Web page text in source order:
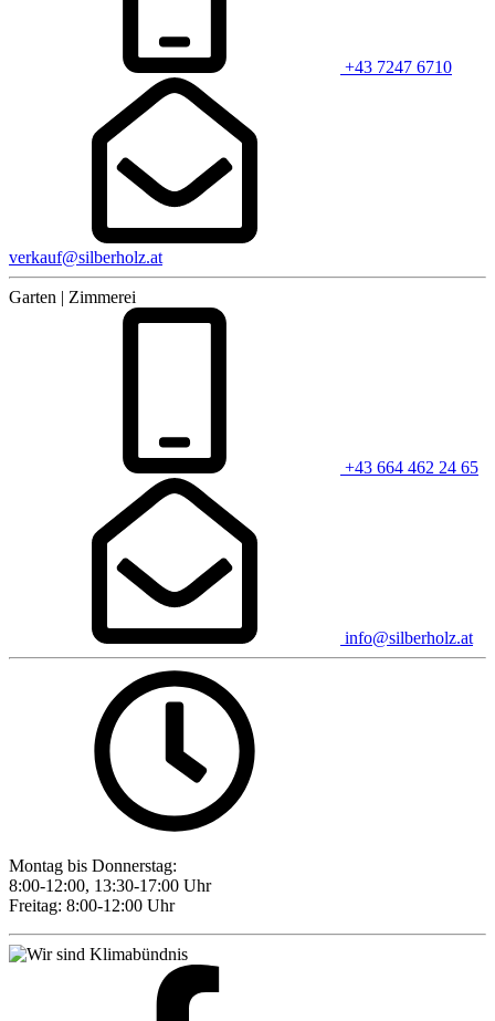
+43 7247 6710
verkauf@silberholz.at
Garten | Zimmerei
+43 664 462 24 65
info@silberholz.at
Montag bis Donnerstag:
8:00-12:00, 13:30-17:00 Uhr
Freitag: 8:00-12:00 Uhr